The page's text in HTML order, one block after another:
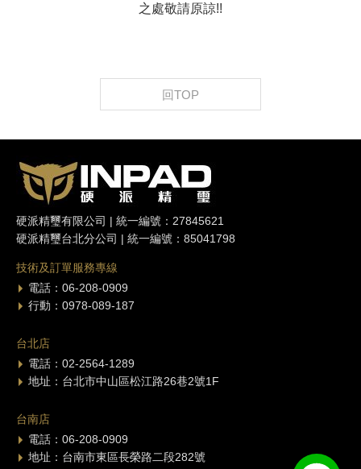
之處敬請原諒!!
回TOP
硬派精璽有限公司 | 統一編號：27845621
硬派精璽台北分公司 | 統一編號：85041798
技術及訂單服務專線
電話：06-208-0909
行動：0978-089-187
台北店
電話：02-2564-1289
地址：台北市中山區松江路26巷2號1F
台南店
電話：06-208-0909
地址：台南市東區長榮路二段282號